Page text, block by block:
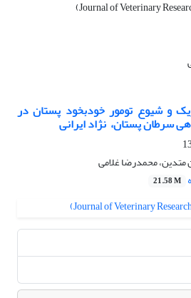
و شیوع تومور خودبخود پستان در
سرطان پستان، ‌ ‌نژاد ایرانی
محمدرضا غلامی
21.58 M